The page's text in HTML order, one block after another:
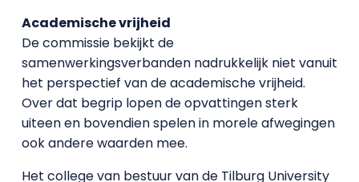
Academische vrijheid
De commissie bekijkt de
samenwerkingsverbanden nadrukkelijk niet vanuit
het perspectief van de academische vrijheid.
Over dat begrip lopen de opvattingen sterk
uiteen en bovendien spelen in morele afwegingen
ook andere waarden mee.
Het college van bestuur van de Tilburg University